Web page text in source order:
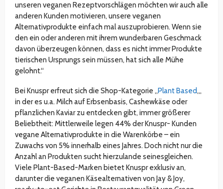
unseren veganen Rezeptvorschlägen möchten wir auch alle
anderen Kunden motivieren, unsere veganen
Alternativprodukte einfach mal auszuprobieren. Wenn sie
den ein oder anderen mit ihrem wunderbaren Geschmack
davon überzeugen können, dass es nicht immer Produkte
tierischen Ursprungs sein müssen, hat sich alle Mühe
gelohnt.“
Bei Knuspr erfreut sich die Shop-Kategorie „Plant Based„,
in der es u.a. Milch auf Erbsenbasis, Cashewkäse oder
pflanzlichen Kaviar zu entdecken gibt, immer größerer
Beliebtheit: Mittlerweile legen 44% der Knuspr- Kunden
vegane Alternativprodukte in die Warenkörbe – ein
Zuwachs von 5% innerhalb eines Jahres. Doch nicht nur die
Anzahl an Produkten sucht hierzulande seinesgleichen.
Viele Plant-Based-Marken bietet Knuspr exklusiv an,
darunter die veganen Käsealternativen von Jay & Joy,